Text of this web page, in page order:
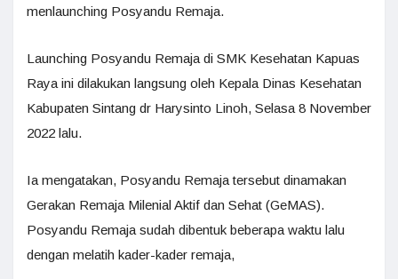
menlaunching Posyandu Remaja.
Launching Posyandu Remaja di SMK Kesehatan Kapuas
Raya ini dilakukan langsung oleh Kepala Dinas Kesehatan
Kabupaten Sintang dr Harysinto Linoh, Selasa 8 November
2022 lalu.
Ia mengatakan, Posyandu Remaja tersebut dinamakan
Gerakan Remaja Milenial Aktif dan Sehat (GeMAS).
Posyandu Remaja sudah dibentuk beberapa waktu lalu
dengan melatih kader-kader remaja,